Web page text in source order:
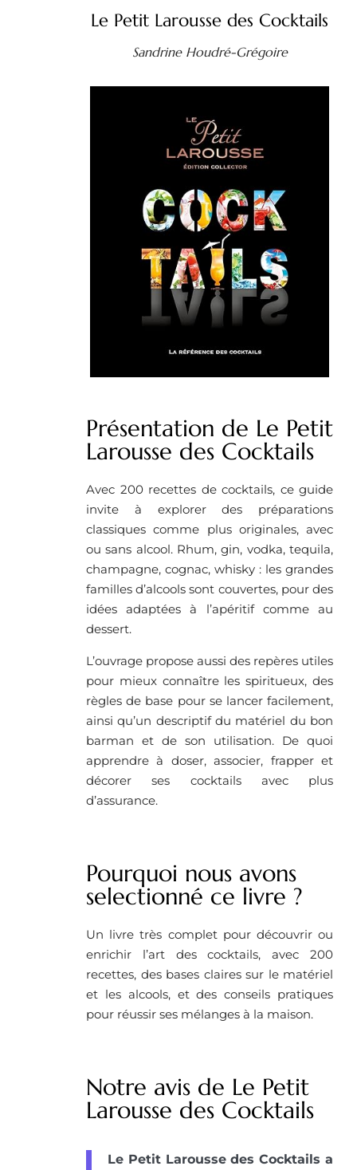
Le Petit Larousse des Cocktails
Sandrine Houdré-Grégoire
Présentation de Le Petit
Larousse des Cocktails
Avec 200 recettes de cocktails, ce guide
invite à explorer des préparations
classiques comme plus originales, avec
ou sans alcool. Rhum, gin, vodka, tequila,
champagne, cognac, whisky : les grandes
familles d’alcools sont couvertes, pour des
idées adaptées à l’apéritif comme au
dessert.
L’ouvrage propose aussi des repères utiles
pour mieux connaître les spiritueux, des
règles de base pour se lancer facilement,
ainsi qu’un descriptif du matériel du bon
barman et de son utilisation. De quoi
apprendre à doser, associer, frapper et
décorer ses cocktails avec plus
d’assurance.
Pourquoi nous avons
selectionné ce livre ?
Un livre très complet pour découvrir ou
enrichir l’art des cocktails, avec 200
recettes, des bases claires sur le matériel
et les alcools, et des conseils pratiques
pour réussir ses mélanges à la maison.
Notre avis de Le Petit
Larousse des Cocktails
Le Petit Larousse des Cocktails a